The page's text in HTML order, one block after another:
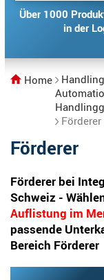
Über 1000
in der
Über 1000
in der
Home
Förderer
Förderer
Förderer bei
Schweiz -
Auflistung
passende
Bereich Förderer